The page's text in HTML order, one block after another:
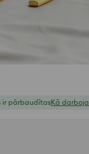
ir pārbaudītasKā